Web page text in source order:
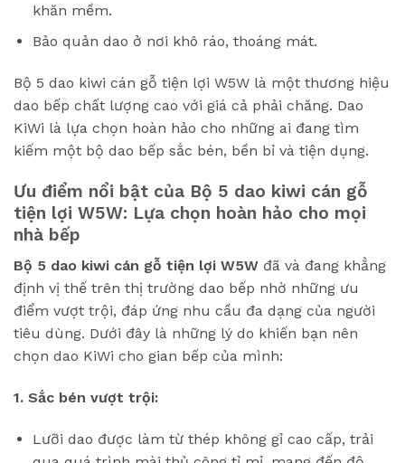
khăn mềm.
Bảo quản dao ở nơi khô ráo, thoáng mát.
Bộ 5 dao kiwi cán gỗ tiện lợi W5W là một thương hiệu
dao bếp chất lượng cao với giá cả phải chăng. Dao
KiWi là lựa chọn hoàn hảo cho những ai đang tìm
kiếm một bộ dao bếp sắc bén, bền bỉ và tiện dụng.
Ưu điểm nổi bật của Bộ 5 dao kiwi cán gỗ
tiện lợi W5W: Lựa chọn hoàn hảo cho mọi
nhà bếp
Bộ 5 dao kiwi cán gỗ tiện lợi W5W đã và đang khẳng
định vị thế trên thị trường dao bếp nhờ những ưu
điểm vượt trội, đáp ứng nhu cầu đa dạng của người
tiêu dùng. Dưới đây là những lý do khiến bạn nên
chọn dao KiWi cho gian bếp của mình:
1. Sắc bén vượt trội:
Lưỡi dao được làm từ thép không gỉ cao cấp, trải